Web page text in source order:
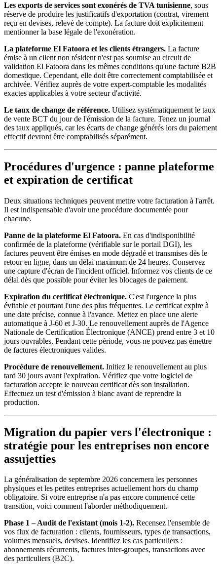
Les exports de services sont exonérés de TVA tunisienne, sous
réserve de produire les justificatifs d'exportation (contrat, virement
reçu en devises, relevé de compte). La facture doit explicitement
mentionner la base légale de l'exonération.
La plateforme El Fatoora et les clients étrangers. La facture
émise à un client non résident n'est pas soumise au circuit de
validation El Fatoora dans les mêmes conditions qu'une facture B2B
domestique. Cependant, elle doit être correctement comptabilisée et
archivée. Vérifiez auprès de votre expert-comptable les modalités
exactes applicables à votre secteur d'activité.
Le taux de change de référence. Utilisez systématiquement le taux
de vente BCT du jour de l'émission de la facture. Tenez un journal
des taux appliqués, car les écarts de change générés lors du paiement
effectif devront être comptabilisés séparément.
Procédures d'urgence : panne plateforme
et expiration de certificat
Deux situations techniques peuvent mettre votre facturation à l'arrêt.
Il est indispensable d'avoir une procédure documentée pour
chacune.
Panne de la plateforme El Fatoora. En cas d'indisponibilité
confirmée de la plateforme (vérifiable sur le portail DGI), les
factures peuvent être émises en mode dégradé et transmises dès le
retour en ligne, dans un délai maximum de 24 heures. Conservez
une capture d'écran de l'incident officiel. Informez vos clients de ce
délai dès que possible pour éviter les blocages de paiement.
Expiration du certificat électronique. C'est l'urgence la plus
évitable et pourtant l'une des plus fréquentes. Le certificat expire à
une date précise, connue à l'avance. Mettez en place une alerte
automatique à J-60 et J-30. Le renouvellement auprès de l'Agence
Nationale de Certification Électronique (ANCE) prend entre 3 et 10
jours ouvrables. Pendant cette période, vous ne pouvez pas émettre
de factures électroniques valides.
Procédure de renouvellement. Initiez le renouvellement au plus
tard 30 jours avant l'expiration. Vérifiez que votre logiciel de
facturation accepte le nouveau certificat dès son installation.
Effectuez un test d'émission à blanc avant de reprendre la
production.
Migration du papier vers l'électronique :
stratégie pour les entreprises non encore
assujetties
La généralisation de septembre 2026 concernera les personnes
physiques et les petites entreprises actuellement hors du champ
obligatoire. Si votre entreprise n'a pas encore commencé cette
transition, voici comment l'aborder méthodiquement.
Phase 1 – Audit de l'existant (mois 1-2). Recensez l'ensemble de
vos flux de facturation : clients, fournisseurs, types de transactions,
volumes mensuels, devises. Identifiez les cas particuliers :
abonnements récurrents, factures inter-groupes, transactions avec
des particuliers (B2C).